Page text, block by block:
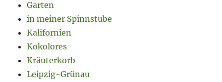
Garten
in meiner Spinnstube
Kalifornien
Kokolores
Kräuterkorb
Leipzig-Grünau